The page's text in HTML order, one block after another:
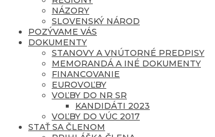
NÁZORY
SLOVENSKÝ NÁROD
POZÝVAME VÁS
DOKUMENTY
STANOVY A VNÚTORNÉ PREDPISY
MEMORANDÁ A INÉ DOKUMENTY
FINANCOVANIE
EUROVOĽBY
VOĽBY DO NR SR
KANDIDÁTI 2023
VOĽBY DO VÚC 2017
STAŤ SA ČLENOM